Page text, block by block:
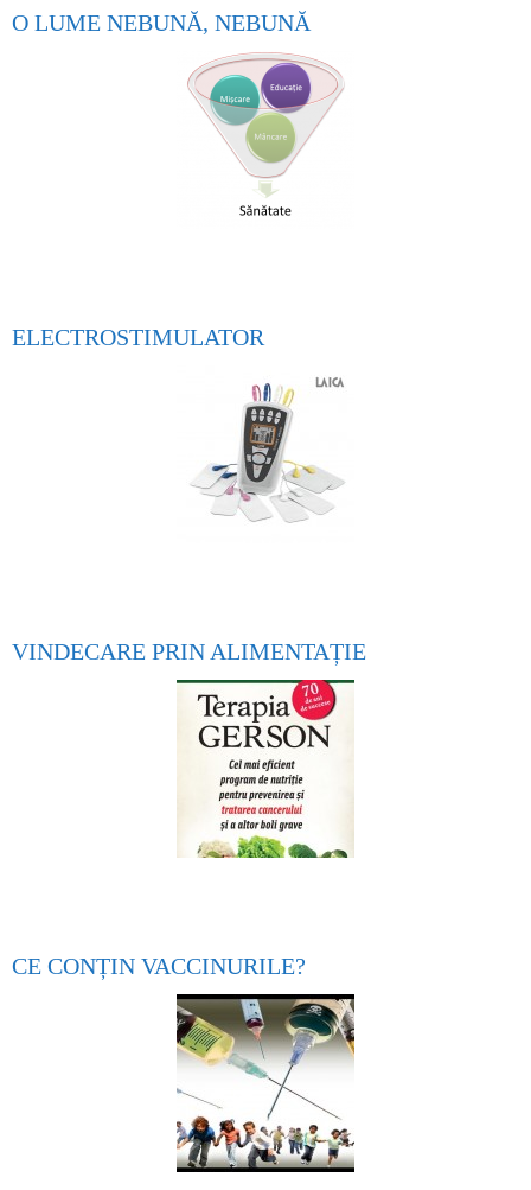
O LUME NEBUNĂ, NEBUNĂ
ELECTROSTIMULATOR
VINDECARE PRIN ALIMENTAȚIE
CE CONȚIN VACCINURILE?